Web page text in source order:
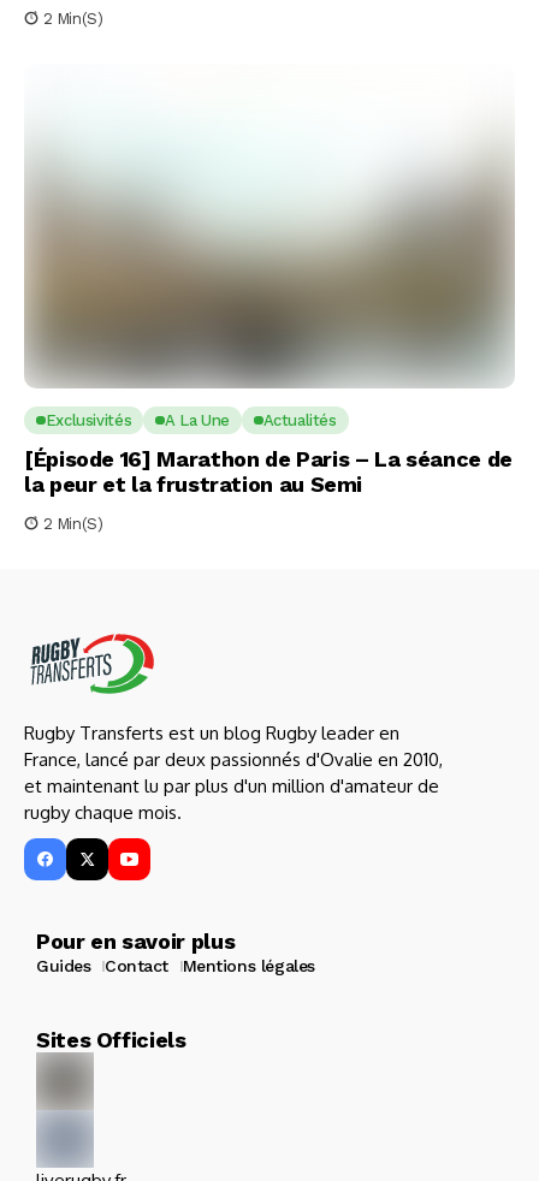
2 Min(s)
Exclusivités A La Une Actualités
[Épisode 16] Marathon de Paris – La séance de
la peur et la frustration au Semi
2 Min(s)
Rugby Transferts est un blog Rugby leader en
France, lancé par deux passionnés d'Ovalie en 2010,
et maintenant lu par plus d'un million d'amateur de
rugby chaque mois.
Pour en savoir plus
Guides Contact Mentions légales
Sites Officiels